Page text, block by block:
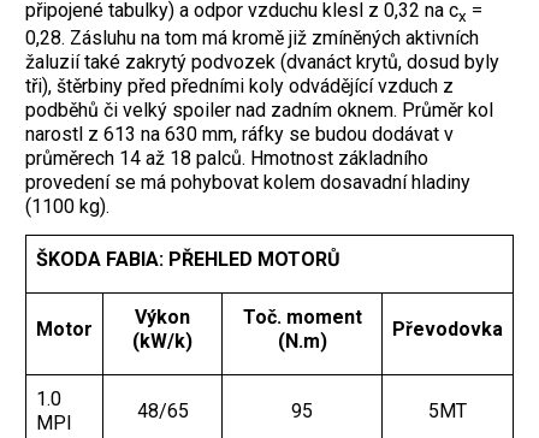
připojené tabulky) a odpor vzduchu klesl z 0,32 na cx =
0,28. Zásluhu na tom má kromě již zmíněných aktivních
žaluzií také zakrytý podvozek (dvanáct krytů, dosud byly
tři), štěrbiny před předními koly odvádějící vzduch z
podběhů či velký spoiler nad zadním oknem. Průměr kol
narostl z 613 na 630 mm, ráfky se budou dodávat v
průměrech 14 až 18 palců. Hmotnost základního
provedení se má pohybovat kolem dosavadní hladiny
(1100 kg).
ŠKODA FABIA: PŘEHLED MOTORŮ
Motor
Výkon
(kW/k)
Toč. moment
(N.m)
Převodovka
1.0
MPI
48/65 95 5MT